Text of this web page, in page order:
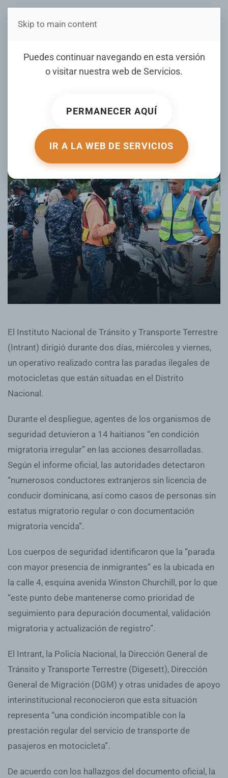
Estás en Telenord Medios
Puedes continuar navegando en esta versión
o visitar nuestra web de Servicios.
PERMANECER AQUÍ
IR A LA WEB DE SERVICIOS
Skip to main content
14 haitianos detenidos
durante operativo en DN
motocicletas
ESCRITO POR LISTINDIARIO.COM EL 06 JUNIO 2026.
PUBLICADO EN
NACIONALES
El Instituto Nacional de Tránsito y Transporte Terrestre
(Intrant) dirigió durante dos días, miércoles y viernes,
un operativo realizado contra las paradas ilegales de
motocicletas que están situadas en el Distrito
Nacional.
Durante el despliegue, agentes de los organismos de
seguridad detuvieron a 14 haitianos “en condición
migratoria irregular” en las acciones desarrolladas.
Según el informe oficial, las autoridades detectaron
“numerosos conductores extranjeros sin licencia de
conducir dominicana, así como casos de personas sin
estatus migratorio regular o con documentación
migratoria vencida”.
Los cuerpos de seguridad identificaron que la “parada
con mayor presencia de inmigrantes” es la ubicada en
la calle 4, esquina avenida Winston Churchill, por lo que
“este punto debe mantenerse como prioridad de
seguimiento para depuración documental, validación
migratoria y actualización de registro”.
El Intrant, la Policía Nacional, la Dirección General de
Tránsito y Transporte Terrestre (Digesett), Dirección
General de Migración (DGM) y otras unidades de apoyo
interinstitucional reconocieron que esta situación
representa “una condición incompatible con la
prestación regular del servicio de transporte de
pasajeros en motocicleta”.
De acuerdo con los hallazgos del documento oficial, la